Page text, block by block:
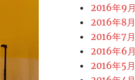
2016年9月
2016年8月
2016年7月
2016年6月
2016年5月